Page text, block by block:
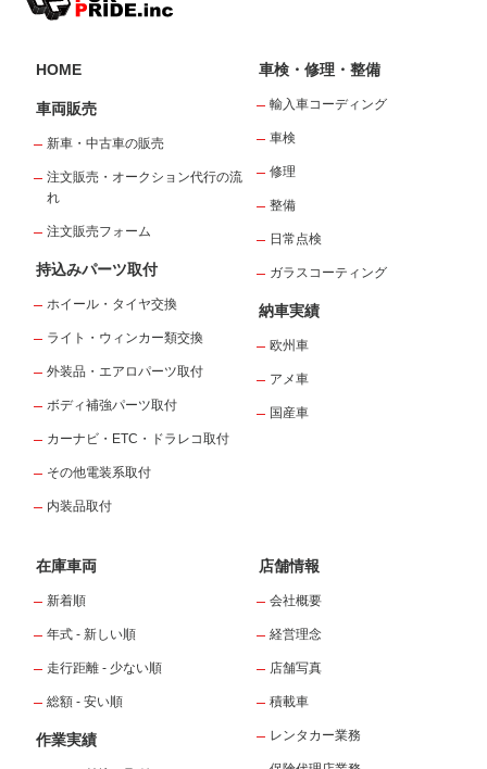
HOME
車両販売
新車・中古車の販売
注文販売・オークション代行の流
れ
注文販売フォーム
持込みパーツ取付
ホイール・タイヤ交換
ライト・ウィンカー類交換
外装品・エアロパーツ取付
ボディ補強パーツ取付
カーナビ・ETC・ドラレコ取付
その他電装系取付
内装品取付
車検・修理・整備
輸入車コーディング
車検
修理
整備
日常点検
ガラスコーティング
納車実績
欧州車
アメ車
国産車
在庫車両
新着順
年式 - 新しい順
走行距離 - 少ない順
総額 - 安い順
作業実績
店舗情報
会社概要
経営理念
店舗写真
積載車
レンタカー業務